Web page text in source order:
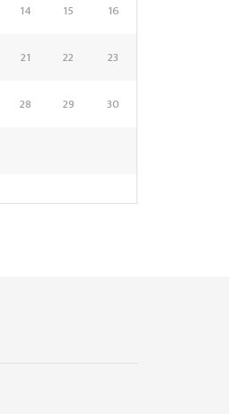
14 15 16
21 22 23
28 29 30